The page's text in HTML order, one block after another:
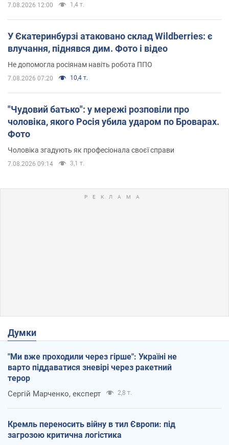
7.08.2026 12:00 1,4 т.
У Єкатеринбурзі атаковано склад Wildberries: є
влучання, піднявся дим. Фото і відео
Не допомогла росіянам навіть робота ППО
7.08.2026 07:20 10,4 т.
"Чудовий батько": у мережі розповіли про
чоловіка, якого Росія убила ударом по Броварах.
Фото
Чоловіка згадують як професіонала своєї справи
7.08.2026 09:14 3,1 т.
Думки
"Ми вже проходили через гірше": Україні не
варто піддаватися зневірі через ракетний
терор
Сергій Марченко, експерт 2,8 т.
Кремль переносить війну в тил Європи: під
загрозою критична логістика